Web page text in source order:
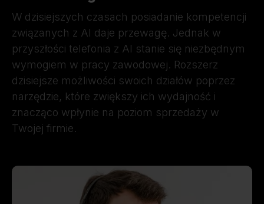
W dzisiejszych czasach posiadanie kompetencji
związanych z AI daje przewagę. Jednak w
przyszłości telefonia z AI stanie się niezbędnym
wymogiem w pracy zawodowej. Rozszerz
dzisiejsze możliwości swoich działów poprzez
narzędzie, które zwiększy ich wydajność i
znacząco wpłynie na poziom sprzedaży w
Twojej firmie.